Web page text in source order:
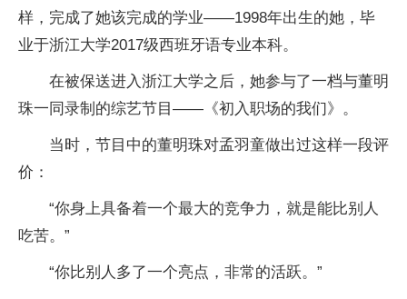
样，完成了她该完成的学业——1998年出生的她，毕
业于浙江大学2017级西班牙语专业本科。
在被保送进入浙江大学之后，她参与了一档与董明
珠一同录制的综艺节目——《初入职场的我们》。
当时，节目中的董明珠对孟羽童做出过这样一段评
价：
“你身上具备着一个最大的竞争力，就是能比别人
吃苦。”
“你比别人多了一个亮点，非常的活跃。”